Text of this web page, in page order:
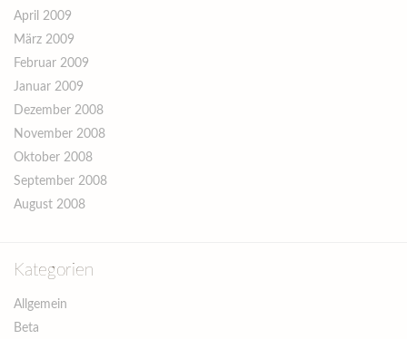
April 2009
März 2009
Februar 2009
Januar 2009
Dezember 2008
November 2008
Oktober 2008
September 2008
August 2008
Kategorien
Allgemein
Beta